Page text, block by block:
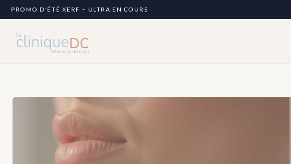
PROMO D'ÉTÉ XERF + ULTRA EN COURS